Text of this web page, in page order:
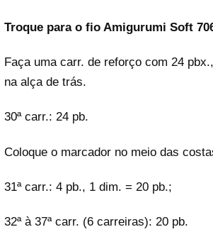
Troque para o fio Amigurumi Soft
Faça uma carr. de reforço com 24
na alça de trás.
30ª carr.: 24 pb.
Coloque o marcador no meio das
31ª carr.: 4 pb., 1 dim. = 20 pb.;
32ª à 37ª carr. (6 carreiras): 20 pb.